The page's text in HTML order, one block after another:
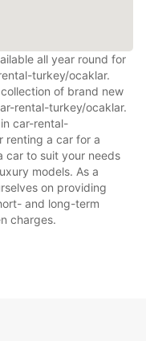
all year round for
turkey/ocaklar.
of brand new
rental-turkey/ocaklar.
car-rental-
renting a car for a
car to suit your needs
models. As a
on providing
and long-term
charges.